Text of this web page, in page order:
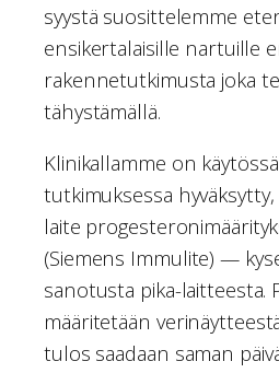
syystä suosittelemme
ensikertalaisille nartuille
rakennetutkimusta joka
tähystämällä.
Klinikallamme on
tutkimuksessa
laite
(Siemens Immulite) —
sanotusta pika-laitteesta.
määritetään
tulos saadaan saman